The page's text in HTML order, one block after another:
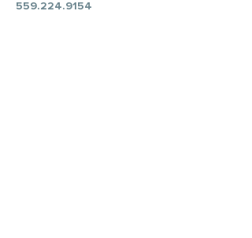
559.224.9154